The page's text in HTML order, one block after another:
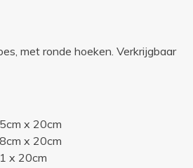
met ronde hoeken. Verkrijgbaar
x 20cm
x 20cm
x 20cm